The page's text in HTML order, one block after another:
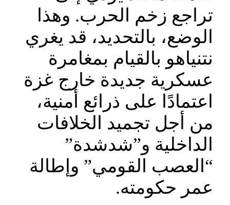
تراجع زخم الحرب. وهذا
الوضع، بالتحديد، قد يغري
نتنياهو بالقيام بمغامرة
عسكرية جديدة خارج غزة
اعتمادًا على ذرائع أمنية،
من أجل تجميد الخلافات
الداخلية و”شدشدة”
“العصب القومي” وإطالة
عمر حكومته.